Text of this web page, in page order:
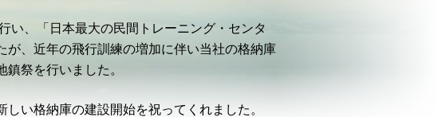
い、「日本最大の民間トレーニング・センタ
が、近年の飛行訓練の増加に伴い当社の格納庫
祭を行いました。
い格納庫の建設開始を祝ってくれました。